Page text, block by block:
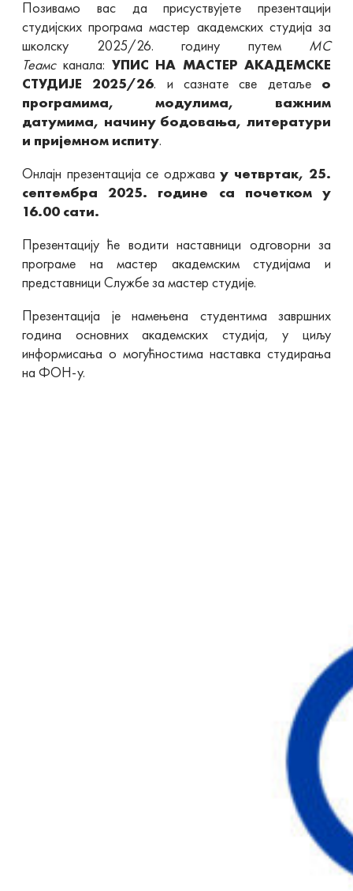
Позивамо вас да присуствујете презентацији
студијских програма мастер академских студија за
школску 2025/26. годину путем МС
Теамсканала: УПИС НА МАСТЕР АКАДЕМСКЕ
СТУДИЈЕ 2025/26. и сазнате све детаљео
програмима, модулима, важним
датумима, начину бодовања, литератури
и пријемном испиту.
Онлајн презентација се одржава у четвртак, 25.
септембра 2025. године са почетком у
16.00 сати.
Презентацију ће водити наставници одговорни за
програме на мастер академским студијама и
представници Службе за мастер студије.
Презентација је намењена студентима завршних
година основних академских студија, у циљу
информисања о могућностима наставка студирања
на ФОН-у.